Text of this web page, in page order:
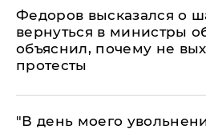
Федоров высказался о
вернуться в министры
объяснил, почему не
протесты
​"В день моего